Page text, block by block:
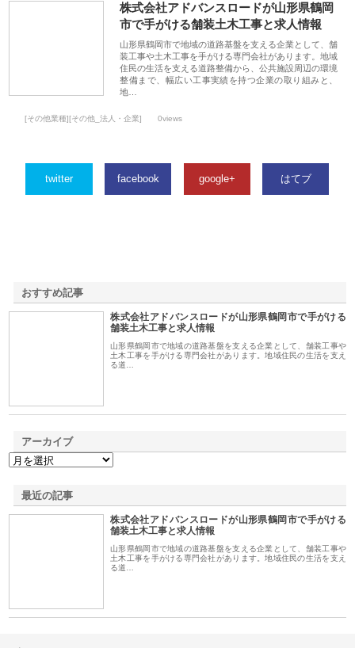
株式会社アドバンスロードが山形県鶴岡
市で手がける舗装土木工事と求人情報
山形県鶴岡市で地域の道路基盤を支える企業として、舗
装工事や土木工事を手がける専門会社があります。地域
住民の生活を支える道路整備から、公共施設周辺の環境
整備まで、幅広い工事実績を持つ企業の取り組みと、
地…
[その他業種][その他_法人・企業] 0views
twitter facebook google+ はてブ
おすすめ記事
株式会社アドバンスロードが山形県鶴岡市で手がける
舗装土木工事と求人情報
山形県鶴岡市で地域の道路基盤を支える企業として、舗装工事や
土木工事を手がける専門会社があります。地域住民の生活を支え
る道…
アーカイブ
最近の記事
株式会社アドバンスロードが山形県鶴岡市で手がける
舗装土木工事と求人情報
山形県鶴岡市で地域の道路基盤を支える企業として、舗装工事や
土木工事を手がける専門会社があります。地域住民の生活を支え
る道…